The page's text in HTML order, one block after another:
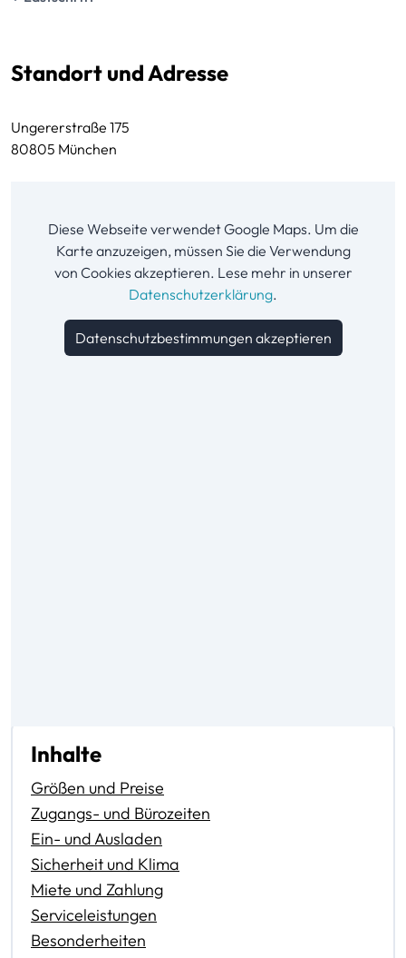
Standort und Adresse
Ungererstraße 175
80805 München
Diese Webseite verwendet Google Maps. Um die
Karte anzuzeigen, müssen Sie die Verwendung
von Cookies akzeptieren. Lese mehr in unserer
Datenschutzerklärung.
Datenschutzbestimmungen akzeptieren
Inhalte
Größen und Preise
Zugangs- und Bürozeiten
Ein- und Ausladen
Sicherheit und Klima
Miete und Zahlung
Serviceleistungen
Besonderheiten